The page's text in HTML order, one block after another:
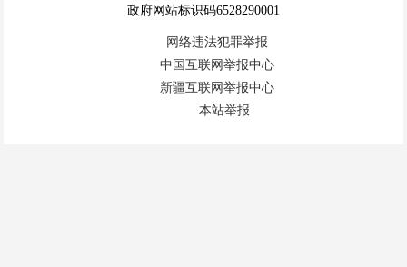
政府网站标识码6528290001
网络违法犯罪举报
中国互联网举报中心
新疆互联网举报中心
本站举报